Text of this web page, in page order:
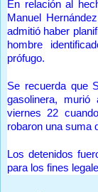
En relación al
Manuel
admitió haber
hombre
prófugo.
Se recuerda que
gasolinera,
viernes 22
robaron una suma
Los detenidos
para los fines